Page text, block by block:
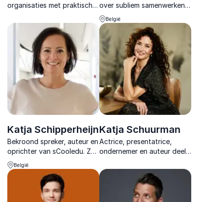
organisaties met praktische
natuurinclusief werken en
laat zien hoe natuur
bijdraagt aan gezondheid
en resultaat
over subliem samenwerken?
Inspiratie-strateeg Karl
Raats maakt van collega’s
elkaars grootste
inspiratiebron.
België
Katja Schipperheijn
Bekroond spreker, auteur en
oprichter van sCooledu. Ze
inspireert met AI,
leiderschap en leren, en
verbindt technologie met
groei en impact.
België
Katja Schuurman
Actrice, presentatrice,
ondernemer en auteur deelt
verandering, leiderschap,
veerkracht en
maatschappelijke
betrokkenheid.